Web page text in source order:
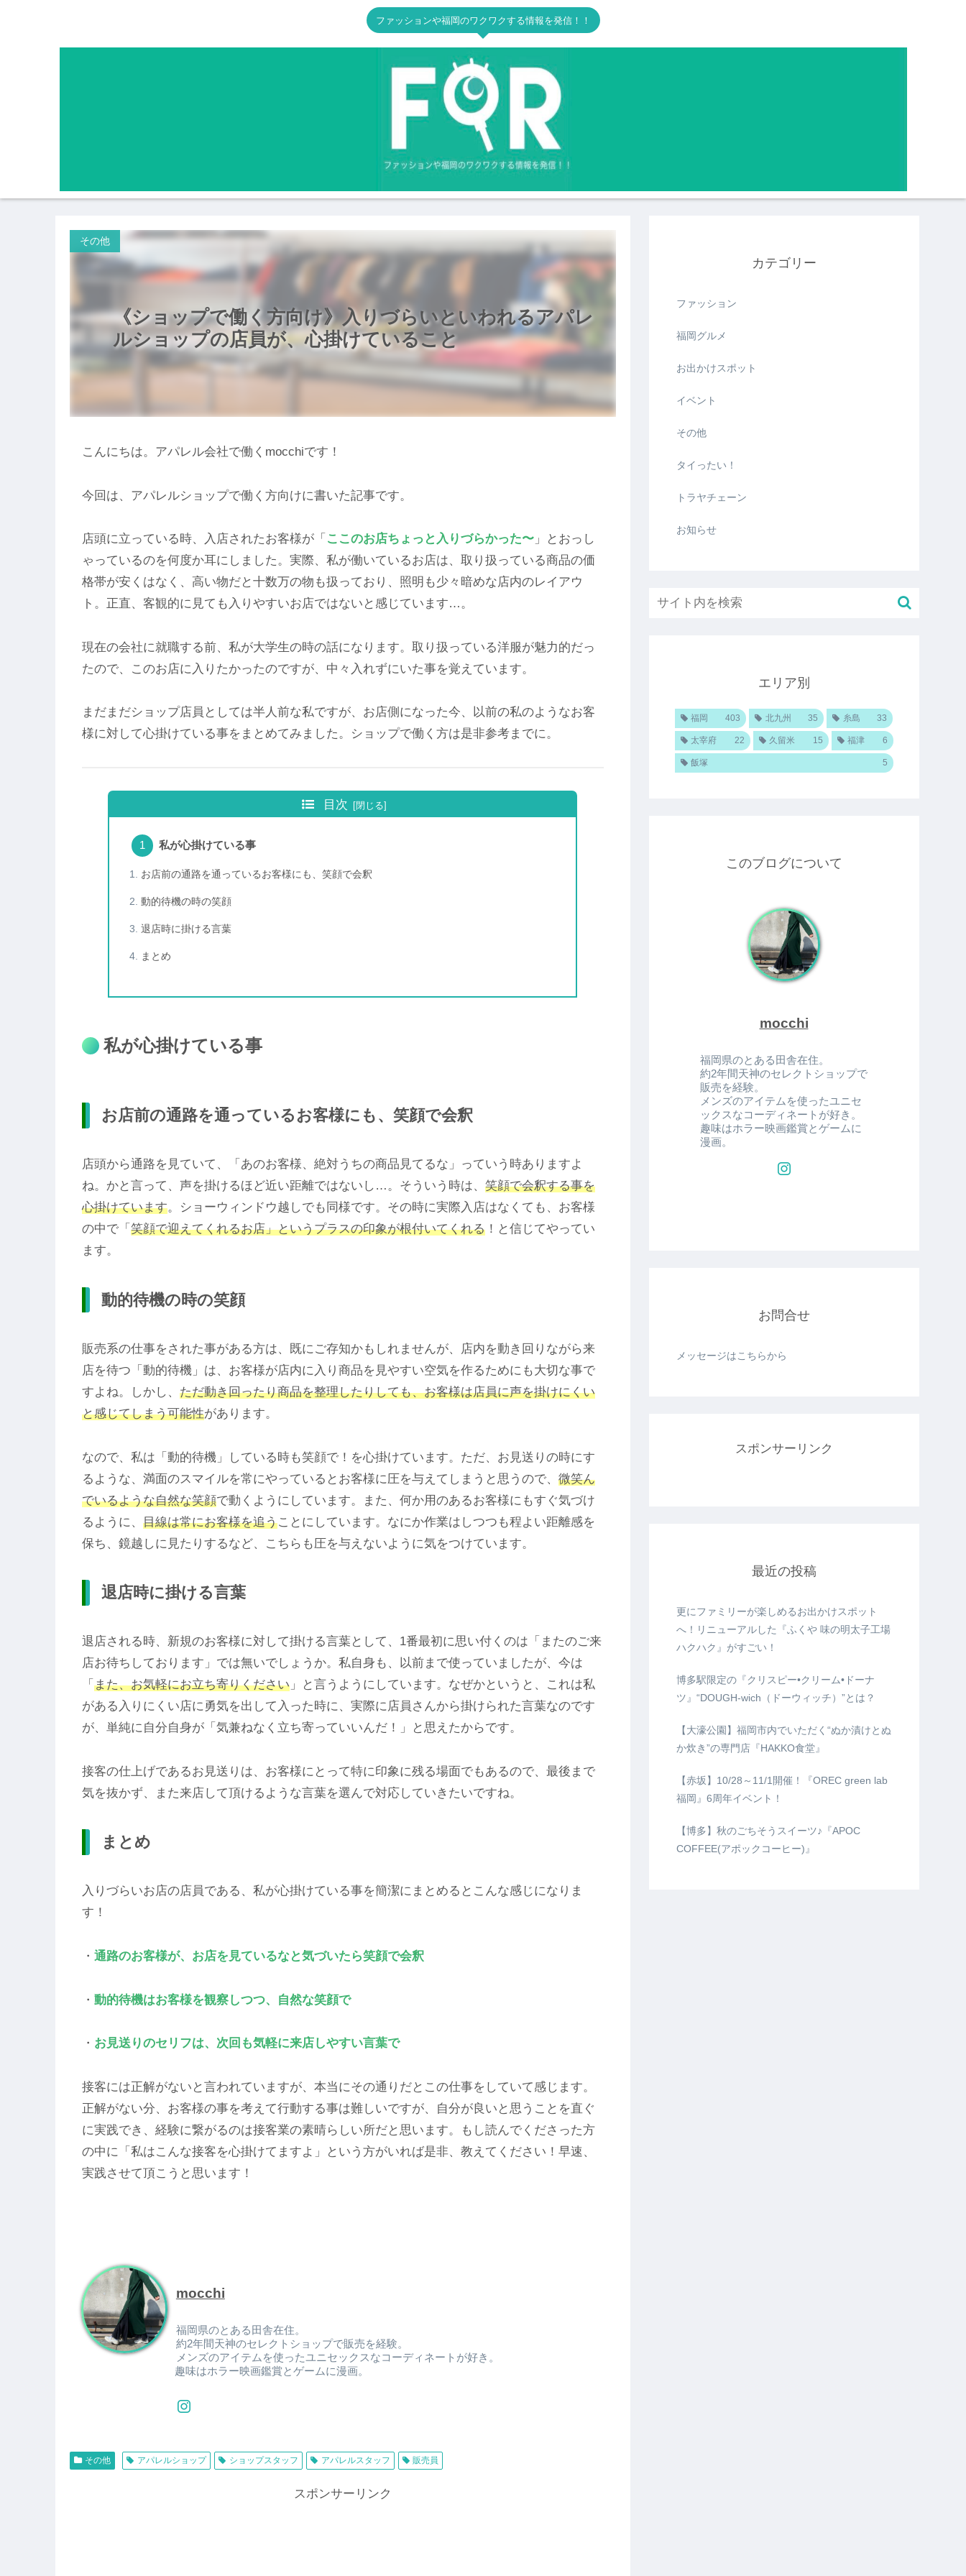
ファッションや福岡のワクワクする情報を発信！！
《ショップで働く方向け》入りづらいといわれるアパレ
ルショップの店員が、心掛けていること
その他
こんにちは。アパレル会社で働くmocchiです！
今回は、アパレルショップで働く方向けに書いた記事です。
店頭に立っている時、入店されたお客様が「 ここのお店ちょっと入りづらかった〜」とおっし
ゃっているのを何度か耳にしました。実際、私が働いているお店は、取り扱っている商品の価
格帯が安くはなく、高い物だと十数万の物も扱っており、照明も少々暗めな店内のレイアウ
ト。正直、客観的に見ても入りやすいお店ではないと感じています…。
現在の会社に就職する前、私が大学生の時の話になります。取り扱っている洋服が魅力的だっ
たので、このお店に入りたかったのですが、中々入れずにいた事を覚えています。
まだまだショップ店員としては半人前な私ですが、お店側になった今、以前の私のようなお客
様に対して心掛けている事をまとめてみました。ショップで働く方は是非参考までに。
目次
私が心掛けている事
お店前の通路を通っているお客様にも、笑顔で会釈
動的待機の時の笑顔
退店時に掛ける言葉
まとめ
私が心掛けている事
お店前の通路を通っているお客様にも、笑顔で会釈
店頭から通路を見ていて、「あのお客様、絶対うちの商品見てるな」っていう時ありますよ
ね。かと言って、声を掛けるほど近い距離ではないし…。そういう時は、 笑顔で会釈する事を
心掛けています。ショーウィンドウ越しでも同様です。その時に実際入店はなくても、お客様
の中で「 笑顔で迎えてくれるお店」というプラスの印象が根付いてくれる！と信じてやってい
ます。
動的待機の時の笑顔
販売系の仕事をされた事がある方は、既にご存知かもしれませんが、店内を動き回りながら来
店を待つ「動的待機」は、お客様が店内に入り商品を見やすい空気を作るためにも大切な事で
すよね。しかし、 ただ動き回ったり商品を整理したりしても、お客様は店員に声を掛けにくい
と感じてしまう可能性があります。
なので、私は「動的待機」している時も笑顔で！を心掛けています。ただ、お見送りの時にす
るような、満面のスマイルを常にやっているとお客様に圧を与えてしまうと思うので、 微笑ん
でいるような自然な笑顔で動くようにしています。また、何か用のあるお客様にもすぐ気づけ
るように、 目線は常にお客様を追うことにしています。なにか作業はしつつも程よい距離感を
保ち、鏡越しに見たりするなど、こちらも圧を与えないように気をつけています。
退店時に掛ける言葉
退店される時、新規のお客様に対して掛ける言葉として、1番最初に思い付くのは「またのご来
店お待ちしております」では無いでしょうか。私自身も、以前まで使っていましたが、今は
「 また、お気軽にお立ち寄りください」と言うようにしています。なぜかというと、これは私
がある入りにくい店に勇気を出して入った時に、実際に店員さんから掛けられた言葉なのです
が、単純に自分自身が「気兼ねなく立ち寄っていいんだ！」と思えたからです。
接客の仕上げであるお見送りは、お客様にとって特に印象に残る場面でもあるので、最後まで
気を抜かず、また来店して頂けるような言葉を選んで対応していきたいですね。
まとめ
入りづらいお店の店員である、私が心掛けている事を簡潔にまとめるとこんな感じになりま
す！
・ 通路のお客様が、お店を見ているなと気づいたら笑顔で会釈
・ 動的待機はお客様を観察しつつ、自然な笑顔で
・ お見送りのセリフは、次回も気軽に来店しやすい言葉で
接客には正解がないと言われていますが、本当にその通りだとこの仕事をしていて感じます。
正解がない分、お客様の事を考えて行動する事は難しいですが、自分が良いと思うことを直ぐ
に実践でき、経験に繋がるのは接客業の素晴らしい所だと思います。もし読んでくださった方
の中に「私はこんな接客を心掛けてますよ」という方がいれば是非、教えてください！早速、
実践させて頂こうと思います！
mocchi
福岡県のとある田舎在住。
約2年間天神のセレクトショップで販売を経験。
メンズのアイテムを使ったユニセックスなコーディネートが好き。
趣味はホラー映画鑑賞とゲームに漫画。
その他 アパレルショップ ショップスタッフ アパレルスタッフ 販売員
スポンサーリンク
カテゴリー
ファッション
福岡グルメ
お出かけスポット
イベント
その他
タイったい！
トラヤチェーン
お知らせ
エリア別
福岡 403 北九州 35 糸島 33
太宰府 22 久留米 15 福津 6
飯塚 5
このブログについて
mocchi
福岡県のとある田舎在住。
約2年間天神のセレクトショップで
販売を経験。
メンズのアイテムを使ったユニセ
ックスなコーディネートが好き。
趣味はホラー映画鑑賞とゲームに
漫画。
お問合せ
メッセージはこちらから
スポンサーリンク
最近の投稿
更にファミリーが楽しめるお出かけスポット
へ！リニューアルした『ふくや 味の明太子工場
ハクハク』がすごい！
博多駅限定の『クリスピー•クリーム•ドーナ
ツ』“DOUGH-wich（ドーウィッチ）”とは？
【大濠公園】福岡市内でいただく“ぬか漬けとぬ
か炊き”の専門店『HAKKO食堂』
【赤坂】10/28～11/1開催！『OREC green lab
福岡』6周年イベント！
【博多】秋のごちそうスイーツ♪『APOC
COFFEE(アポックコーヒー)』